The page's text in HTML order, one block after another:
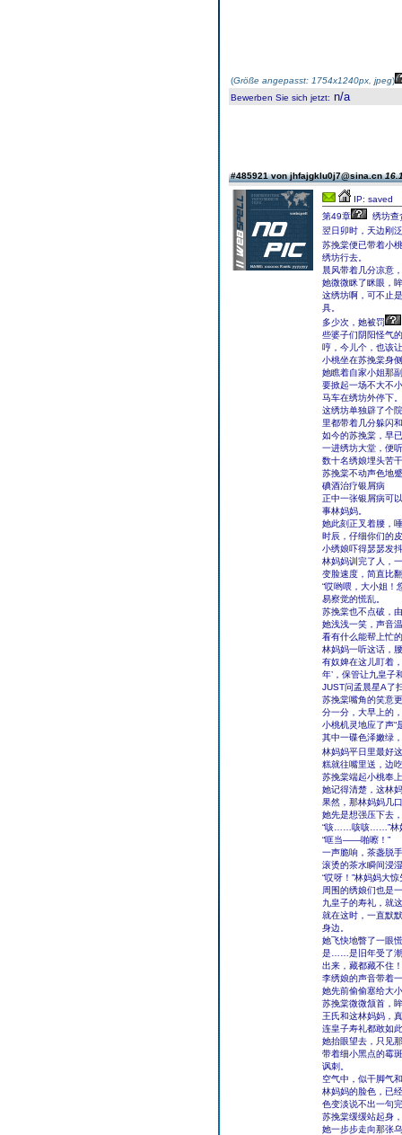
(Größe angepasst: 1754x1240px, jpeg)
Bewerben Sie sich jetzt: n/a
#485921 von jhfajgklu0j7@sina.cn
IP: saved
第49章
绣坊查
翌日卯时，天边刚
苏挽棠便已带着小
绣坊行去。
晨风带着几分凉意
她微微眯了眯眼，
这绣坊啊，可不止
具。
多少次，她被罚
些婆子们阴阳怪气
哼，今儿个，也该
小桃坐在苏挽棠身
她瞧着自家小姐那
要掀起一场不大不
马车在绣坊外停下。
这绣坊单独辟了个
里都带着几分躲闪
如今的苏挽棠，早
一进绣坊大堂，便
数十名绣娘埋头苦
苏挽棠不动声色地
碘酒治疗银屑病
正中一张银屑病可
事林妈妈。
她此刻正叉着腰，
时辰，仔细你们的
小绣娘吓得瑟瑟发
林妈妈训完了人，
变脸速度，简直比
“哎哟喂，大小姐！
易察觉的慌乱。
苏挽棠也不点破，
她浅浅一笑，声音
看有什么能帮上忙
林妈妈一听这话，
有奴婢在这儿盯着
年’，保管让九皇子
JUST问孟晨星A了
苏挽棠嘴角的笑意
分一分，大早上的
小桃机灵地应了声“
其中一碟色泽嫩绿
林妈妈平日里最好
糕就往嘴里送，边
苏挽棠端起小桃奉
她记得清楚，这林
果然，那林妈妈几
她先是想强压下去
“咳……咳咳……”林
“哐当——啪嚓！”
一声脆响，茶盏脱
滚烫的茶水瞬间浸
“哎呀！”林妈妈大
周围的绣娘们也是
九皇子的寿礼，就
就在这时，一直默
身边。
她飞快地瞥了一眼
是……是旧年受了
出来，藏都藏不住！
李绣娘的声音带着
她先前偷偷塞给大
苏挽棠微微颔首，
王氏和这林妈妈，
连皇子寿礼都敢如
她抬眼望去，只见
带着细小黑点的霉
讽刺。
空气中，似干脚气
林妈妈的脸色，已
色变淡说不出一
苏挽棠缓缓站起身
她一步步走向那张